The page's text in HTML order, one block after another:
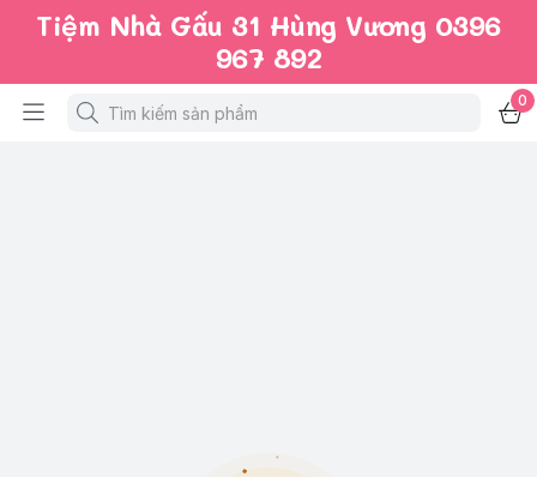
Tiệm Nhà Gấu 31 Hùng Vương 0396
967 892
0